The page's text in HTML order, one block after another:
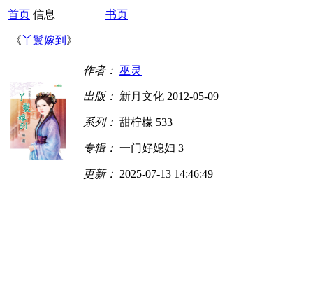
首页 信息 书页
《丫鬟嫁到 》
作者： 巫灵
出版： 新月文化 2012-05-09
系列： 甜柠檬 533
专辑： 一门好媳妇 3
更新： 2025-07-13 14:46:49